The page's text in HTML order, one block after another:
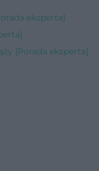
eksperta]
[Porada eksperta]